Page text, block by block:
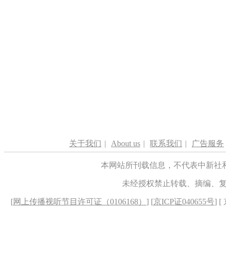
关于我们 | About us | 联系我们 | 广告服务
本网站所刊载信息，不代表中新
未经授权禁止转载、摘编、
[网上传播视听节目许可证（0106168） ] [京ICP证040655号] [